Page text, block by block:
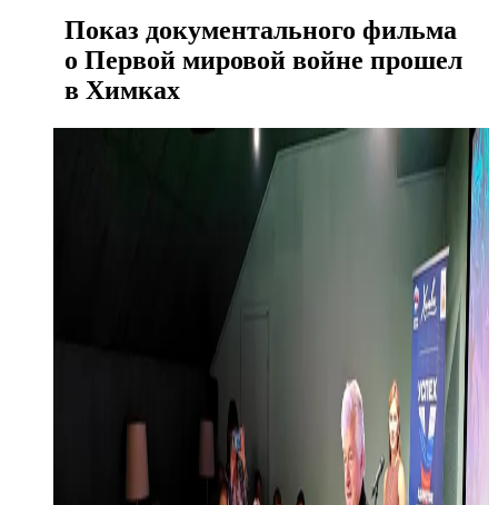
Показ документального фильма
о Первой мировой войне прошел
в Химках